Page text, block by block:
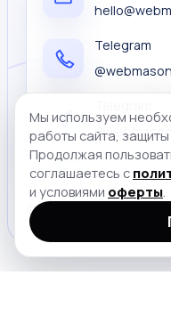
Telegram
© 2026
Мы используем
работы сайта,
Продолжая
соглашаетесь с
и условиями оферты.